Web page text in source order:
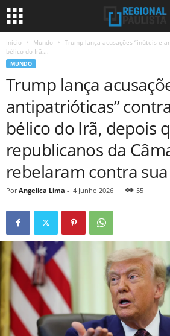
Início Mundo
Trump lança acusações “inúteis e
bélico do Irã,...
MUNDO
Trump lança
antipatrióticas”
bélico do Irã, depois
republicanos da
rebelaram contra
Por Angelica Lima - 4 Junho 2026 55